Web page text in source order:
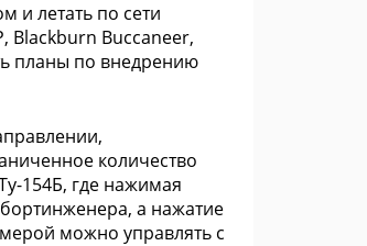
и летать по сети
Blackburn Buccaneer,
планы по внедрению
количество
154Б, где нажимая
а нажатие
можно управлять с